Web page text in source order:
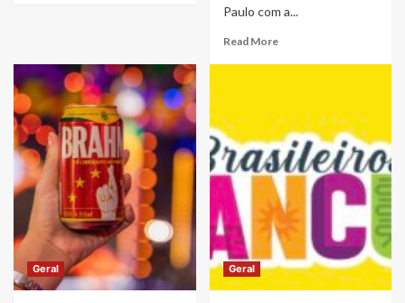
é
confirmada
na
organização
da
Mansão
Tô
Na
Fama
Paulo com a...
Read MoreRead
aposta
em
luxo,
exclusividade
e
atendimento
personalizado
para
redefinir
os
Geral Geral